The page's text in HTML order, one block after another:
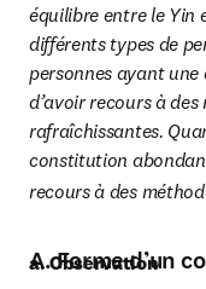
équilibre entre le Yin
différents types de
personnes ayant
d’avoir recours à
rafraîchissantes.
constitution
recours à des
A. Forme d’un
a. Observation